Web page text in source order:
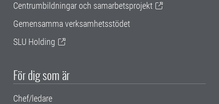
Centrumbildningar och samarbetsprojekt
Gemensamma verksamhetsstödet
SLU Holding
För dig som är
Chef/ledare